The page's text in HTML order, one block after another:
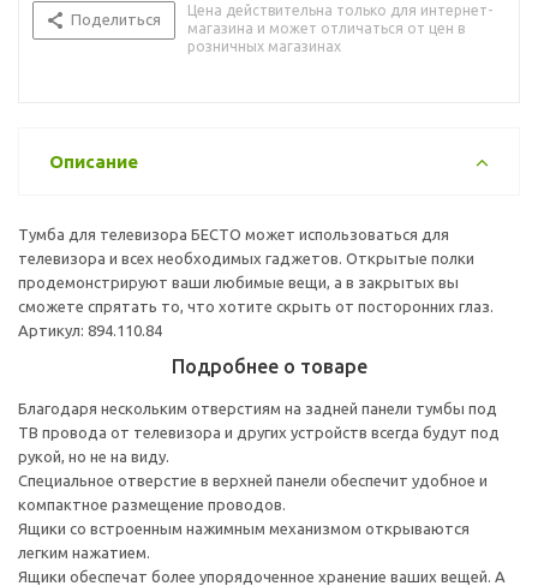
Поделиться
Цена действительна только для интернет-
магазина и может отличаться от цен в
розничных магазинах
Описание
Тумба для телевизора БЕСТО может использоваться для
телевизора и всех необходимых гаджетов. Открытые полки
продемонстрируют ваши любимые вещи, а в закрытых вы
сможете спрятать то, что хотите скрыть от посторонних глаз.
Артикул: 894.110.84
Подробнее о товаре
Благодаря нескольким отверстиям на задней панели тумбы под
ТВ провода от телевизора и других устройств всегда будут под
рукой, но не на виду.
Специальное отверстие в верхней панели обеспечит удобное и
компактное размещение проводов.
Ящики со встроенным нажимным механизмом открываются
легким нажатием.
Ящики обеспечат более упорядоченное хранение ваших вещей. А